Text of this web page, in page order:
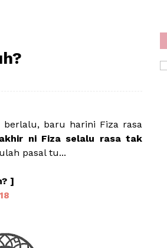
berlalu, baru harini Fiza rasa
ni Fiza selalu rasa tak
pasal tu...
]